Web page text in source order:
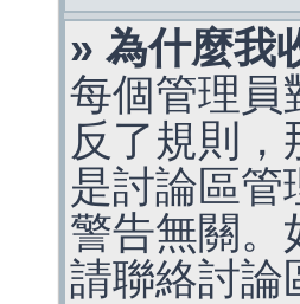
» 為什麼我
每個管理員
反了規則
是討論區管
警告無關。
請聯絡討論